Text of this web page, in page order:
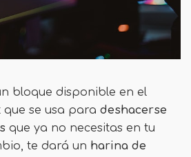
bloque disponible en el
se usa para deshacerse
que ya no necesitas en tu
te dará un harina de